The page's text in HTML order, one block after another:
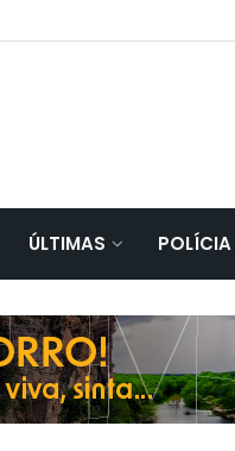
ÚLTIMAS POLÍCIA